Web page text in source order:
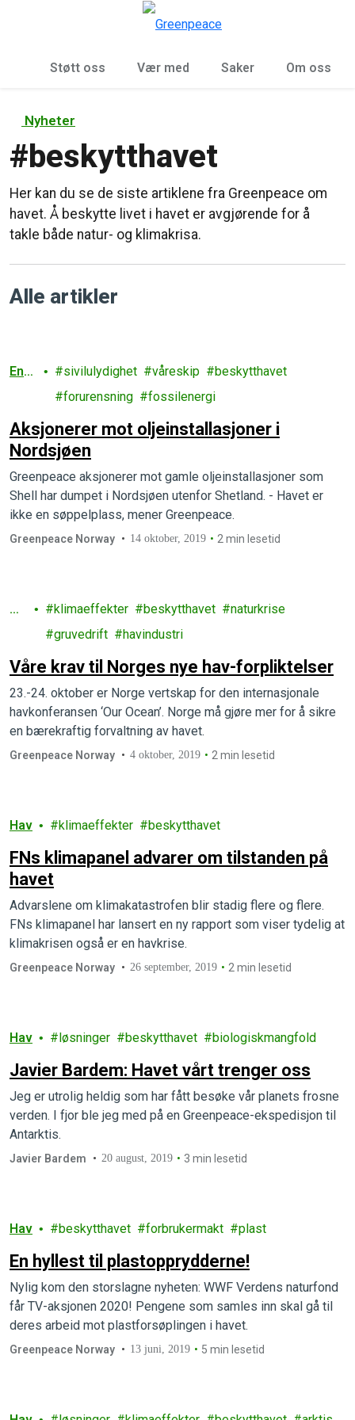
Støtt oss Vær med Saker Om oss
Nyheter
#beskytthavet
Her kan du se de siste artiklene fra Greenpeace om
havet. Å beskytte livet i havet er avgjørende for å
takle både natur- og klimakrisa.
Alle artikler
Ener
sivilulydighet våreskip
beskytthavet
forurensning
fossilenergi
Aksjonerer mot oljeinstallasjoner i
Nordsjøen
Greenpeace aksjonerer mot gamle oljeinstallasjoner som
Shell har dumpet i Nordsjøen utenfor Shetland. - Havet er
ikke en søppelplass, mener Greenpeace.
Greenpeace Norway 14 oktober, 2019 2 min lesetid
Ha
klimaeffekter beskytthavet
naturkrise
gruvedrift
havindustri
Våre krav til Norges nye hav-forpliktelser
23.-24. oktober er Norge vertskap for den internasjonale
havkonferansen ‘Our Ocean’. Norge må gjøre mer for å sikre
en bærekraftig forvaltning av havet.
Greenpeace Norway 4 oktober, 2019 2 min lesetid
Hav klimaeffekter beskytthavet
FNs klimapanel advarer om tilstanden på
havet
Advarslene om klimakatastrofen blir stadig flere og flere.
FNs klimapanel har lansert en ny rapport som viser tydelig at
klimakrisen også er en havkrise.
Greenpeace Norway 26 september, 2019 2 min lesetid
Hav løsninger beskytthavet biologiskmangfold
Javier Bardem: Havet vårt trenger oss
Jeg er utrolig heldig som har fått besøke vår planets frosne
verden. I fjor ble jeg med på en Greenpeace-ekspedisjon til
Antarktis.
Javier Bardem 20 august, 2019 3 min lesetid
Hav beskytthavet forbrukermakt plast
En hyllest til plastopprydderne!
Nylig kom den storslagne nyheten: WWF Verdens naturfond
får TV-aksjonen 2020! Pengene som samles inn skal gå til
deres arbeid mot plastforsøplingen i havet.
Greenpeace Norway 13 juni, 2019 5 min lesetid